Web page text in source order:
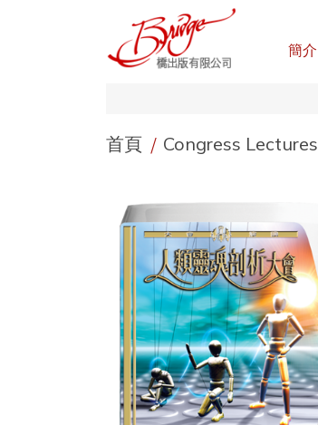
簡介
首頁 / Congress Lectures